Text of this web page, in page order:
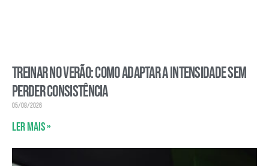
Treinar no verão: como adaptar a intensidade sem
perder consistência
05/08/2026
Ler mais »